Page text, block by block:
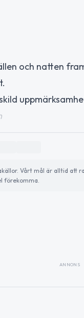
och natten
Vårt mål är alltid att
förekomma.
ANNONS